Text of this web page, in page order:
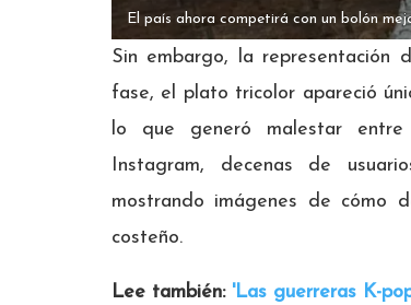
El país ahora competirá con un bolón
Sin embargo, la representación
fase, el plato tricolor apareció
lo que generó malestar
Instagram, decenas de
mostrando imágenes de cómo
costeño.
Lee también: 'Las guerreras K-